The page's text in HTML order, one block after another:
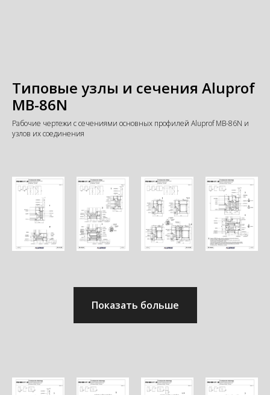
Типовые узлы и сечения Aluprof
MB-86N
Рабочие чертежи с сечениями основных профилей Aluprof MB-86N и
узлов их соединения
Показать больше